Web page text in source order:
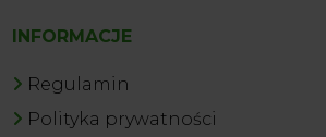
INFORMACJE
Regulamin
Polityka prywatności